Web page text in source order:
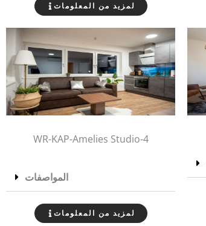
لمزيد من المعلومات
WR-KAP-Amelies Studio-4
المواصفات
لمزيد من المعلومات